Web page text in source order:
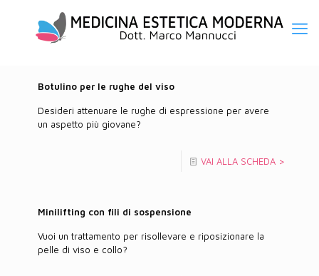
Botulino per le rughe del viso
Desideri attenuare le rughe di espressione per avere
un aspetto più giovane?
VAI ALLA SCHEDA >
Minilifting con fili di sospensione
Vuoi un trattamento per risollevare e riposizionare la
pelle di viso e collo?